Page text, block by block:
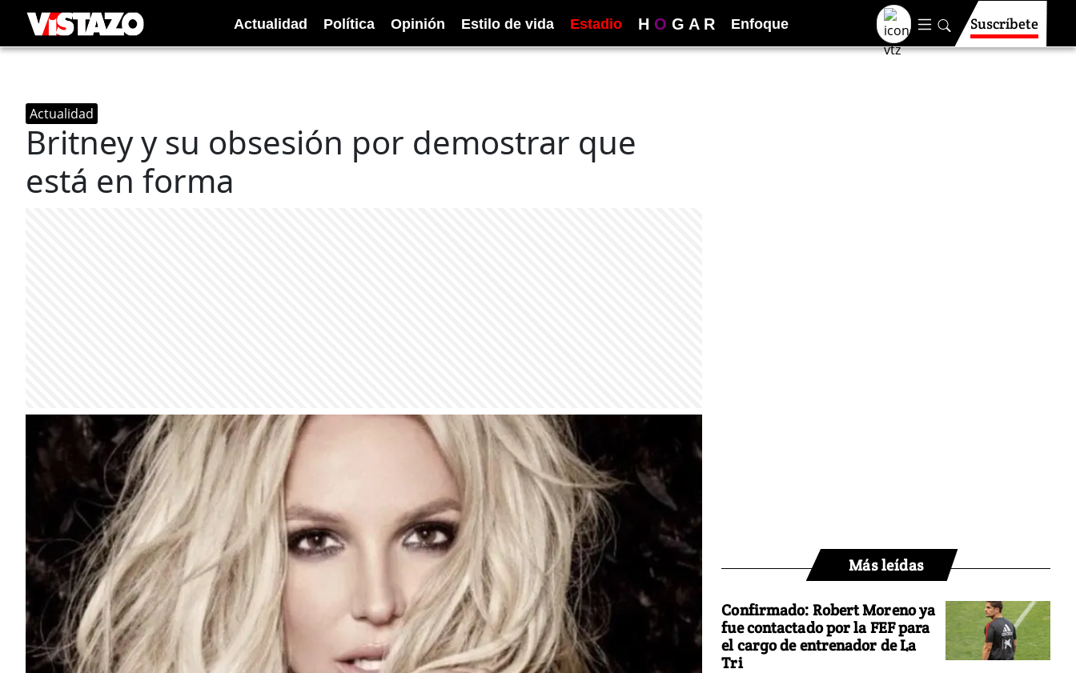
Actualidad Política Opinión Estilo de vida Estadio H O G A R Enfoque Suscríbete
Actualidad
Britney y su obsesión por demostrar que
está en forma
Más leídas
Confirmado: Robert Moreno ya
fue contactado por la FEF para
el cargo de entrenador de La
Tri